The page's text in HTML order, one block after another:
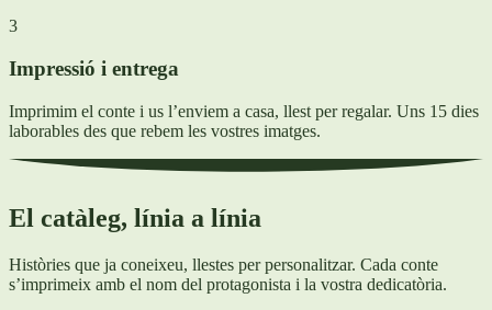
3
Impressió i entrega
Imprimim el conte i us l’enviem a casa, llest per regalar. Uns 15 dies
laborables des que rebem les vostres imatges.
El catàleg, línia a línia
Històries que ja coneixeu, llestes per personalitzar. Cada conte
s’imprimeix amb el nom del protagonista i la vostra dedicatòria.